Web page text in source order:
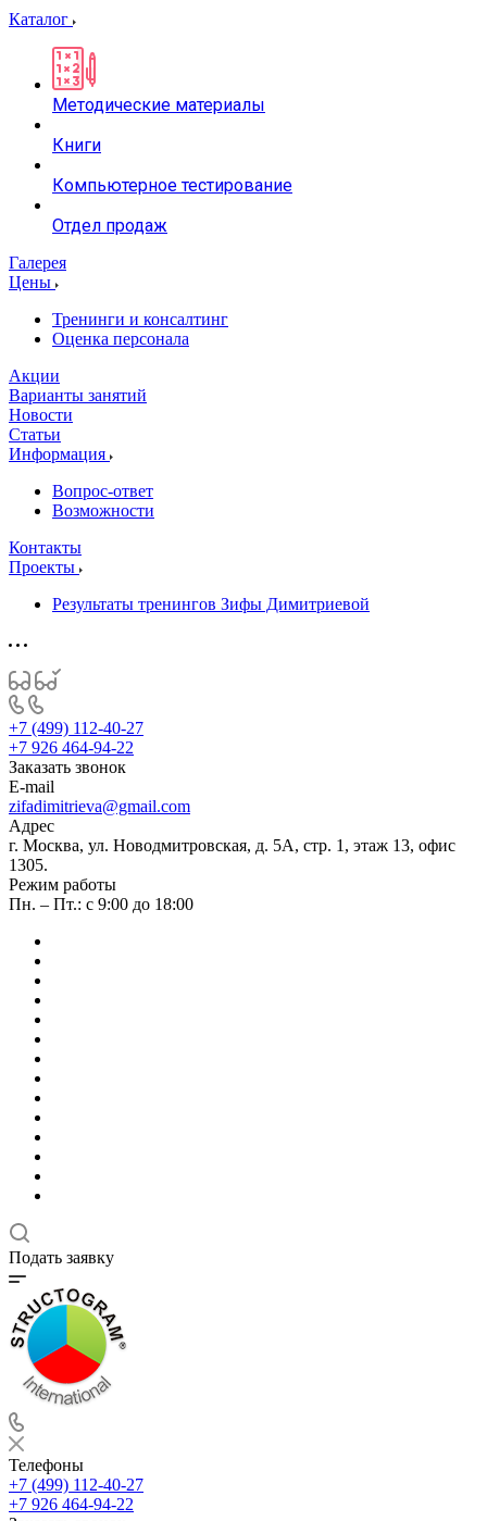
Каталог
Методические материалы
Книги
Компьютерное тестирование
Отдел продаж
Галерея
Цены
Тренинги и консалтинг
Оценка персонала
Акции
Варианты занятий
Новости
Статьи
Информация
Вопрос-ответ
Возможности
Контакты
Проекты
Результаты тренингов Зифы Димитриевой
+7 (499) 112-40-27
+7 926 464-94-22
Заказать звонок
E-mail
zifadimitrieva@gmail.com
Адрес
г. Москва, ул. Новодмитровская, д. 5А, стр. 1, этаж 13, офис
1305.
Режим работы
Пн. – Пт.: с 9:00 до 18:00
Подать заявку
Телефоны
+7 (499) 112-40-27
+7 926 464-94-22